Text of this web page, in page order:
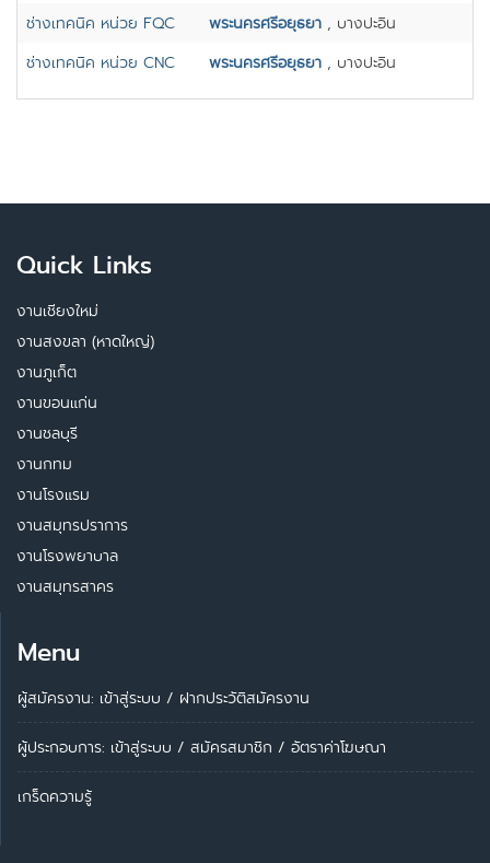
ช่างเทคนิค หน่วย FQC
พระนครศรีอยุธยา , บางปะอิน
ช่างเทคนิค หน่วย CNC
พระนครศรีอยุธยา , บางปะอิน
Quick Links
งานเชียงใหม่
งานสงขลา (หาดใหญ่)
งานภูเก็ต
งานขอนแก่น
งานชลบุรี
งานกทม
งานโรงแรม
งานสมุทรปราการ
งานโรงพยาบาล
งานสมุทรสาคร
Menu
ผู้สมัครงาน: เข้าสู่ระบบ / ฝากประวัติสมัครงาน
ผู้ประกอบการ: เข้าสู่ระบบ / สมัครสมาชิก / อัตราค่าโฆษณา
เกร็ดความรู้